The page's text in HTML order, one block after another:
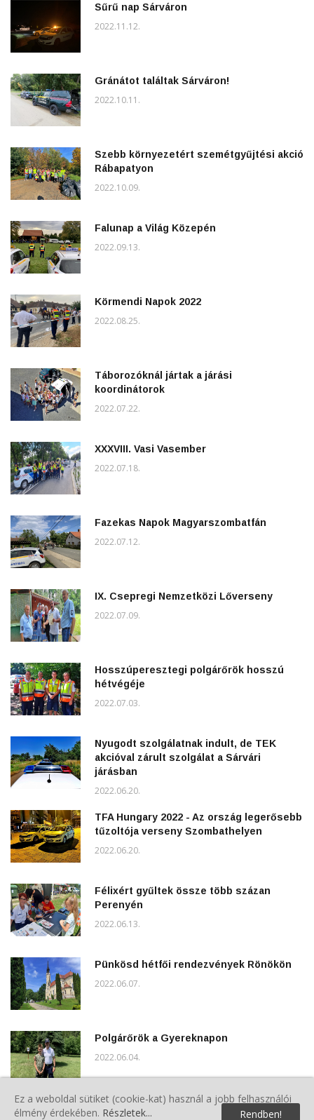
Sűrű nap Sárváron
2022.11.12.
Gránátot találtak Sárváron!
2022.10.11.
Szebb környezetért szemétgyűjtési akció
Rábapatyon
2022.10.09.
Falunap a Világ Közepén
2022.09.13.
Körmendi Napok 2022
2022.08.25.
Táborozóknál jártak a járási
koordinátorok
2022.07.22.
XXXVIII. Vasi Vasember
2022.07.18.
Fazekas Napok Magyarszombatfán
2022.07.12.
IX. Csepregi Nemzetközi Lőverseny
2022.07.09.
Hosszúperesztegi polgárőrök hosszú
hétvégéje
2022.07.03.
Nyugodt szolgálatnak indult, de TEK
akcióval zárult szolgálat a Sárvári
járásban
2022.06.20.
TFA Hungary 2022 - Az ország legerősebb
tűzoltója verseny Szombathelyen
2022.06.20.
Félixért gyűltek össze több százan
Perenyén
2022.06.13.
Pünkösd hétfői rendezvények Rönökön
2022.06.07.
Polgárőrök a Gyereknapon
2022.06.04.
5.Veterán Piknik Sárváron
Ez a weboldal sütiket (cookie-kat) használ a jobb felhasználói
élmény érdekében. Részletek... Rendben!